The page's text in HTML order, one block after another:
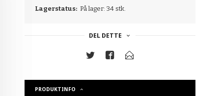
Lagerstatus: På lager: 34 stk.
DEL DETTE
PRODUKTINFO